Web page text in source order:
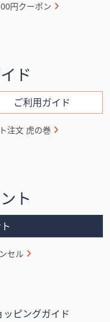
円クーポン
ド
ご利用ガイド
注文 虎の巻
ト
セル
ッピングガイド